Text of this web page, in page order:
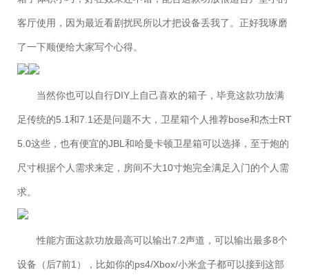
客厅使用，因为最近看剧扰民所以才把设备丢我了。正好我琢磨
了一下顺便给大家写个心得。
当然你也可以自行DIY上自己喜欢的箱子，毕竟这款功放满
足传统的5.1和7.1还是问题不大，卫星箱个人推荐bose和杰士RT
5.0这些，也有便宜的JBL和哈曼卡顿卫星箱可以选择，至于炮的
尺寸根据个人需求来定，房间不大10寸炮完全满足入门的个人需
求。
性能方面这款功放最高可以输出7.2声道，可以输出最多8个
设备（后7前1），比如你的ps4/Xbox/小米盒子都可以接到这部